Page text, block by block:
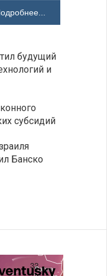
будущий
и
субсидий
Банско